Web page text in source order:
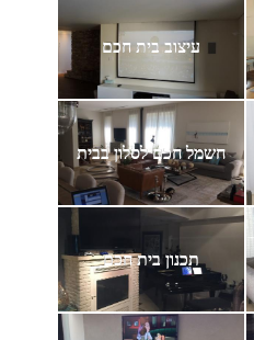
עיצוב בית חכם
חשמל חכם לסלון בבית
תכנון בית חכם